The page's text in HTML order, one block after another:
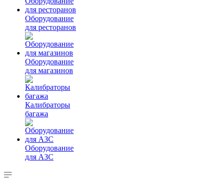
Оборудование
для ресторанов
Оборудование
для магазинов
Калибраторы
багажа
Оборудование
для АЗС